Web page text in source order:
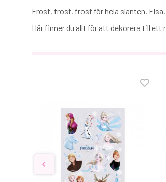
Frost, frost, frost för hela slanten.
Här finner du allt för att dekorera till